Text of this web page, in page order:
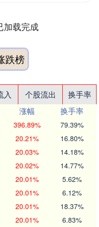
加载完成
跌榜
入 个股流出
换手率
涨幅
换手率
396.89% 79.39%
20.21% 16.80%
20.03% 14.18%
20.02% 14.77%
20.01% 5.62%
20.01% 6.12%
20.01% 18.37%
20.01% 6.83%